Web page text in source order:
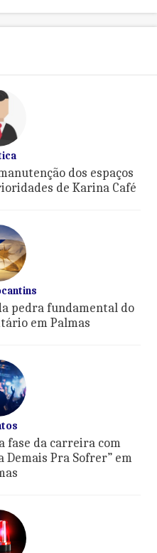
dos espaços
de Karina Café
pedra fundamental do
em Palmas
fase da carreira com
Demais Pra Sofrer” em